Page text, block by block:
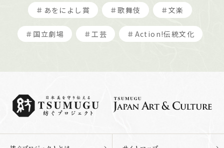
＃あをによし賞 ＃歌舞伎 ＃文楽
＃国立劇場 ＃工芸 ＃Action!伝統文化